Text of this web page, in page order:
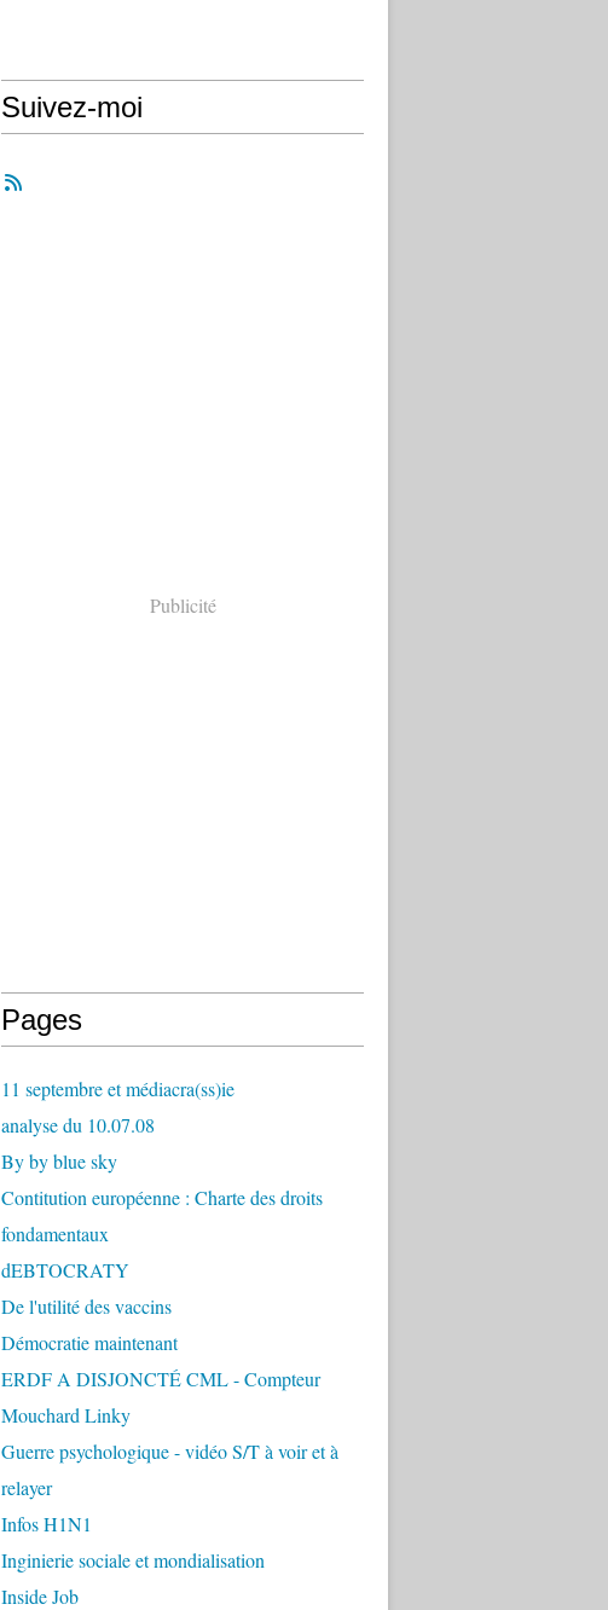
Suivez-moi
Publicité
Pages
11 septembre et médiacra(ss)ie
analyse du 10.07.08
By by blue sky
Contitution européenne : Charte des droits
fondamentaux
dEBTOCRATY
De l'utilité des vaccins
Démocratie maintenant
ERDF A DISJONCTÉ CML - Compteur
Mouchard Linky
Guerre psychologique - vidéo S/T à voir et à
relayer
Infos H1N1
Inginierie sociale et mondialisation
Inside Job